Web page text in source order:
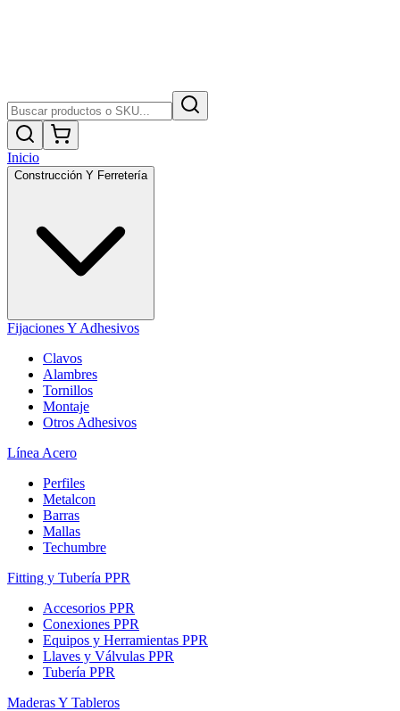
Inicio
Construcción Y Ferretería
Fijaciones Y Adhesivos
Clavos
Alambres
Tornillos
Montaje
Otros Adhesivos
Línea Acero
Perfiles
Metalcon
Barras
Mallas
Techumbre
Fitting y Tubería PPR
Accesorios PPR
Conexiones PPR
Equipos y Herramientas PPR
Llaves y Válvulas PPR
Tubería PPR
Maderas Y Tableros